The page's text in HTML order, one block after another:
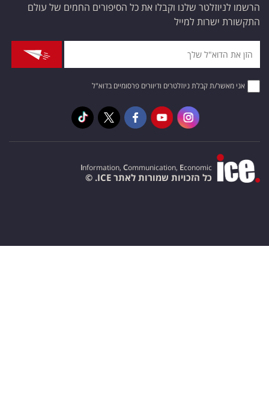
הרשמו לניוזלטר שלנו וקבלו את כל הסיפורים החמים של עולם
התקשורת ישרות למייל
אני מאשר/ת קבלת ניוזלטרים ודיוורים פרסומיים בדוא"ל
Information, Communication, Economic
כל הזכויות שמורות לאתר ICE. ©